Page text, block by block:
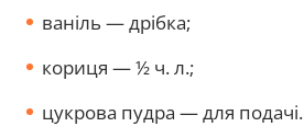
ваніль — дрібка;
кориця — ½ ч. л.;
цукрова пудра — для подачі.